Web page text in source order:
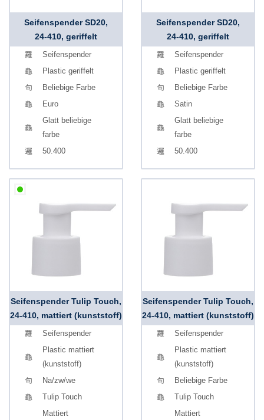
Seifenspender SD20,
24-410, geriffelt
Seifenspender
Plastic geriffelt
Beliebige Farbe
Euro
Glatt beliebige
farbe
50.400
Seifenspender SD20,
24-410, geriffelt
Seifenspender
Plastic geriffelt
Beliebige Farbe
Satin
Glatt beliebige
farbe
50.400
Seifenspender Tulip Touch,
24-410, mattiert (kunststoff)
Seifenspender
Plastic mattiert
(kunststoff)
Na/zw/we
Tulip Touch
Mattiert
Seifenspender Tulip Touch,
24-410, mattiert (kunststoff)
Seifenspender
Plastic mattiert
(kunststoff)
Beliebige Farbe
Tulip Touch
Mattiert